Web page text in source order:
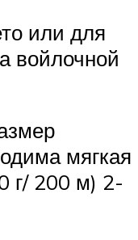
или для
войлочной
мягкая
г/ 200 м) 2-